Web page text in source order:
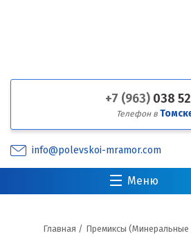
+7 (963) 038
Телефон в
info@polevskoi-mramor.com
Меню
Главная / Премиксы (Минеральные